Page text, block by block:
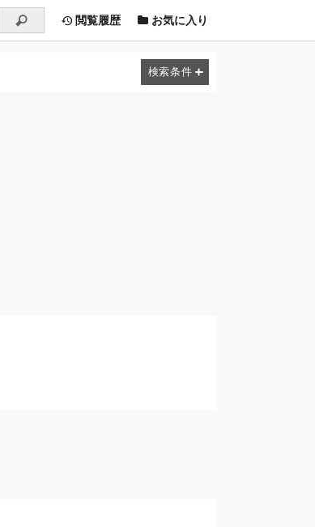
閲覧履歴 お気に入り